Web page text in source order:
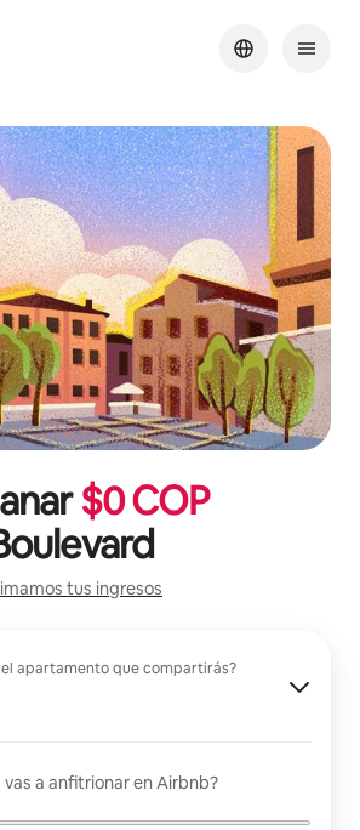
$0COP
tus ingresos
apartamento que compartirás?
a anfitrionar en Airbnb?